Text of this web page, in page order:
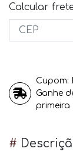
Calcular
Cupom:
Ganhe
primeira
#